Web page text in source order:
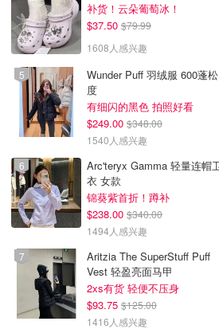
补货！云朵葡萄冰！
$37.50 $79.99
1608人感兴趣
Wunder Puff 羽绒服 600蓬松
度
有细闪的黑色 拍照好看
$249.00 $348.00
1540人感兴趣
Arc'teryx Gamma 轻量连帽卫
衣 女款
锦葵紫首折！蹲补
$238.00 $340.00
1494人感兴趣
Aritzia The SuperStuff Puff
Vest 轻盈亮面马甲
2xs有货 轻便不压身
$93.75 $125.00
1416人感兴趣